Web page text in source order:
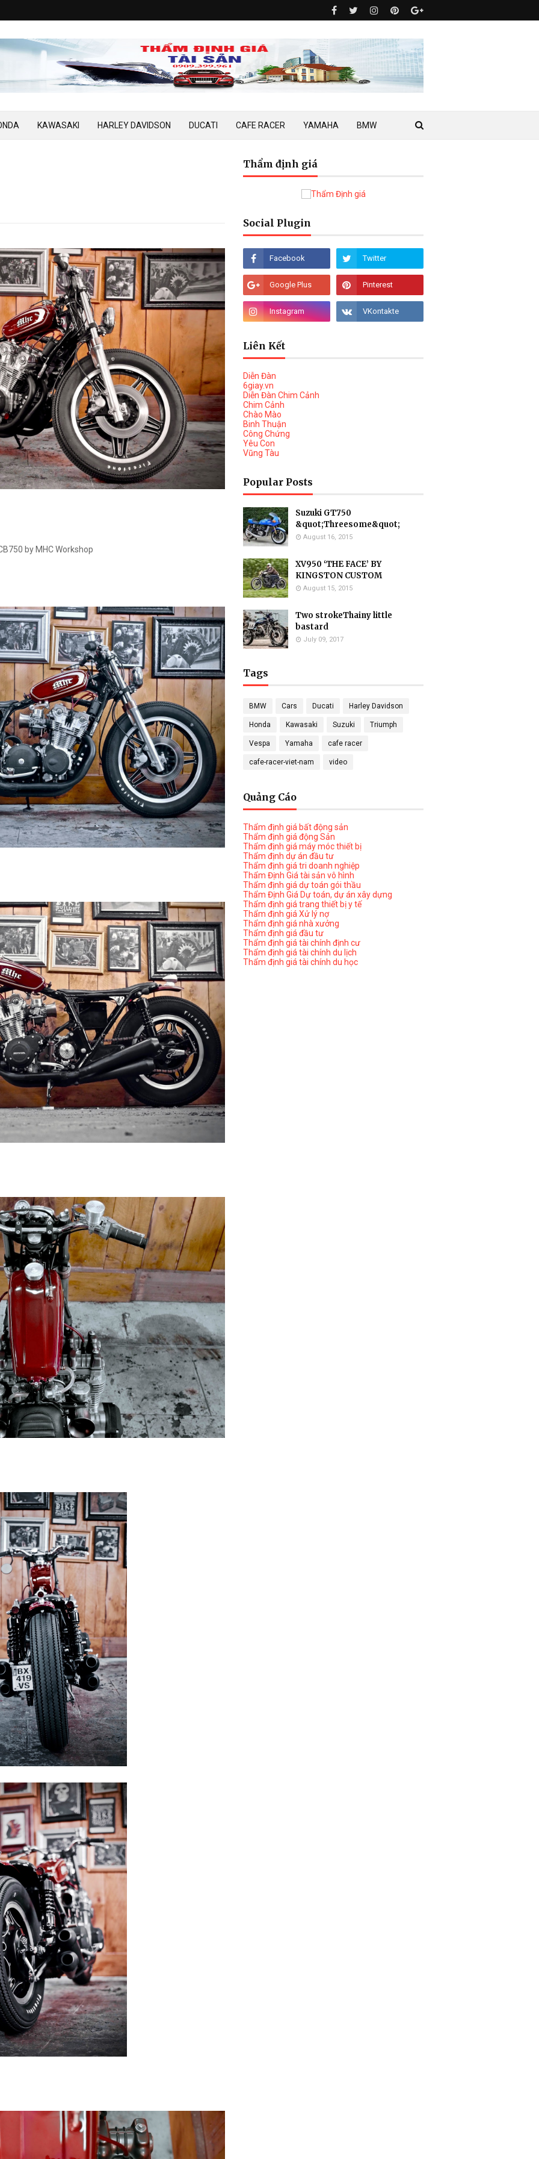
KAWASAKI HARLEY DAVIDSON DUCATI CAFE RACER YAMAHA BMW
by MHC Workshop
Thẩm định giá
Social Plugin
Liên Kết
Diễn Đàn
6giay.vn
Diễn Đàn Chim Cảnh
Chim Cảnh
Chào Mào
Binh Thuận
Công Chứng
Yêu Con
Vũng Tàu
Popular Posts
Suzuki GT750
&quot;Threesome&quot;
August 16, 2015
XV950 ‘THE FACE’ BY
KINGSTON CUSTOM
August 15, 2015
Two strokeThainy little
bastard
July 09, 2017
Tags
BMW Cars Ducati Harley Davidson
Honda Kawasaki Suzuki Triumph
Vespa Yamaha cafe racer
cafe-racer-viet-nam video
Quảng Cáo
Thẩm định giá bất động sản
Thẩm định giá động Sản
Thẩm định giá máy móc thiết bị
Thẩm định dự án đầu tư
Thẩm định giá tri doanh nghiệp
Thẩm Định Giá tài sản vô hình
Thẩm định giá dự toán gói thầu
Thẩm Định Giá Dự toán, dự án xây dựng
Thẩm định giá trang thiết bị y tế
Thẩm định giá Xử lý nợ
Thẩm định giá nhà xưởng
Thẩm định giá đầu tư
Thẩm định giá tài chính định cư
Thẩm định giá tài chính du lịch
Thẩm định giá tài chính du học